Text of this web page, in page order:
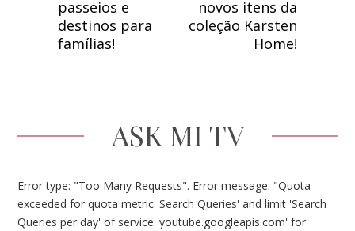
passeios e
destinos para
famílias!
novos itens da
coleção Karsten
Home!
ASK MI TV
Error type: "Too Many Requests". Error message: "Quota
exceeded for quota metric 'Search Queries' and limit 'Search
Queries per day' of service 'youtube.googleapis.com' for